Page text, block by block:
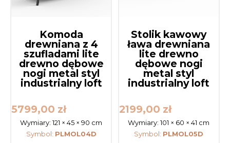
Komoda
drewniana z 4
szufladami lite
drewno dębowe
nogi metal styl
industrialny loft
5799,00 zł
Wymiary:121 × 45 × 90 cm
Symbol: PLMOL04D
Stolik kawowy
ława drewniana
lite drewno
dębowe nogi
metal styl
industrialny loft
2199,00 zł
Wymiary:101 × 60 × 41 cm
Symbol: PLMOL05D